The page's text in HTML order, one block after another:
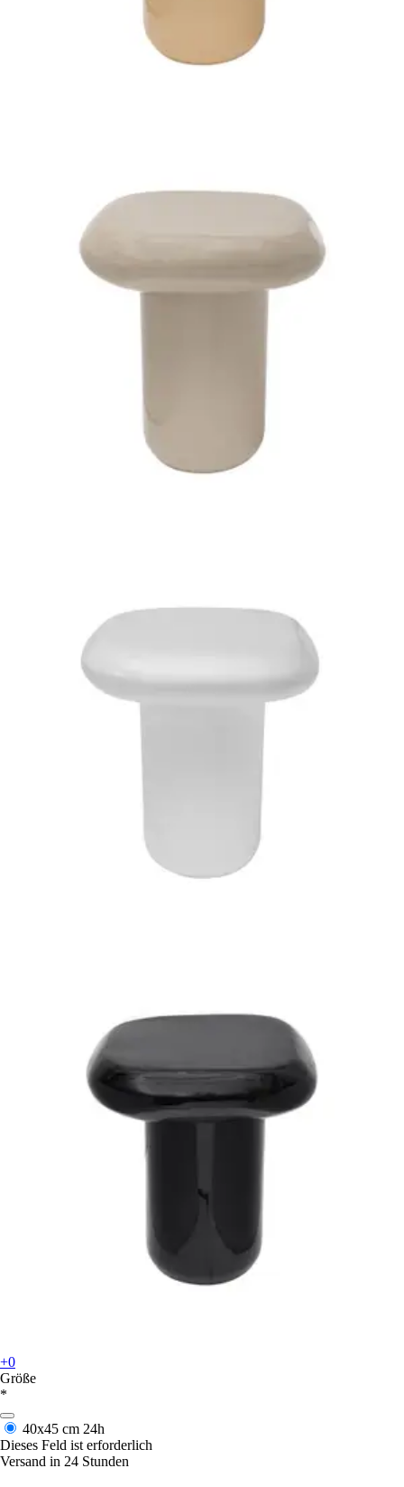
+0
Größe
*
40x45 cm 24h
Dieses Feld ist erforderlich
Versand in 24 Stunden